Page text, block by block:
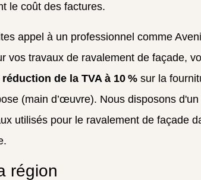
le coût des factures.
appel à un professionnel comme
vos travaux de ravalement de façade,
réduction de la TVA à 10 % sur la
(main d’œuvre). Nous disposons
utilisés pour le ravalement de façade
région